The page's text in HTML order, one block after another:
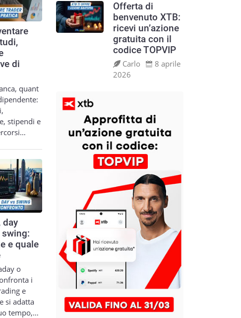
di
quant
stipendi e
day
e quale
o
i
e
si adatta
tempo,…
Offerta di
benvenuto XTB:
ricevi un’azione
gratuita con il
codice TOPVIP
Carlo
8 aprile
2026